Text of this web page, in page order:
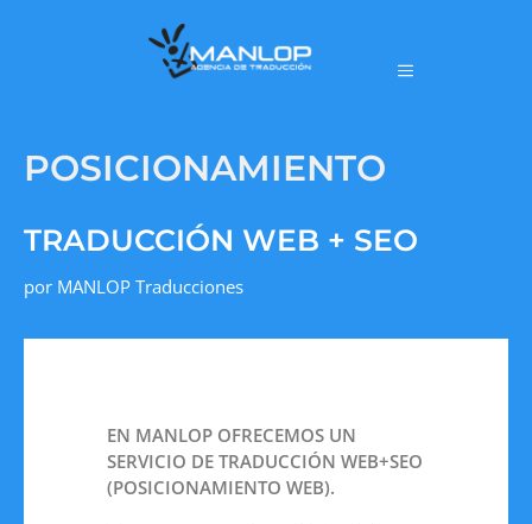
POSICIONAMIENTO
TRADUCCIÓN WEB + SEO
por MANLOP Traducciones
EN MANLOP OFRECEMOS UN
SERVICIO DE TRADUCCIÓN WEB+SEO
(POSICIONAMIENTO WEB).